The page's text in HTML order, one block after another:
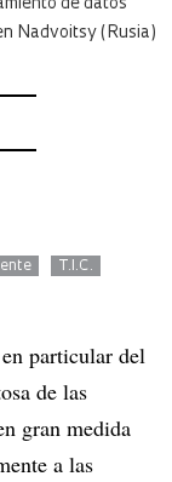
de datos
Nadvoitsy (Rusia)
T.I.C.
particular del
de las
gran medida
a las